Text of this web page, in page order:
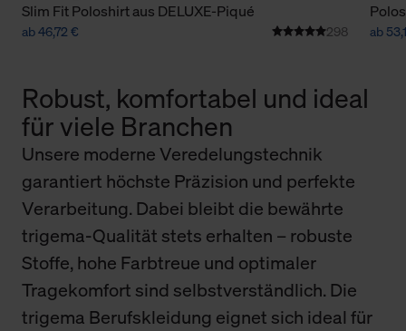
Slim Fit Poloshirt aus DELUXE-Piqué
ab 46,72 € 298 ab
Robust, komfortabel und ideal
für viele Branchen
Unsere moderne Veredelungstechnik
garantiert höchste Präzision und perfekte
Verarbeitung. Dabei bleibt die bewährte
trigema-Qualität stets erhalten – robuste
Stoffe, hohe Farbtreue und optimaler
Tragekomfort sind selbstverständlich. Die
trigema Berufskleidung eignet sich ideal für